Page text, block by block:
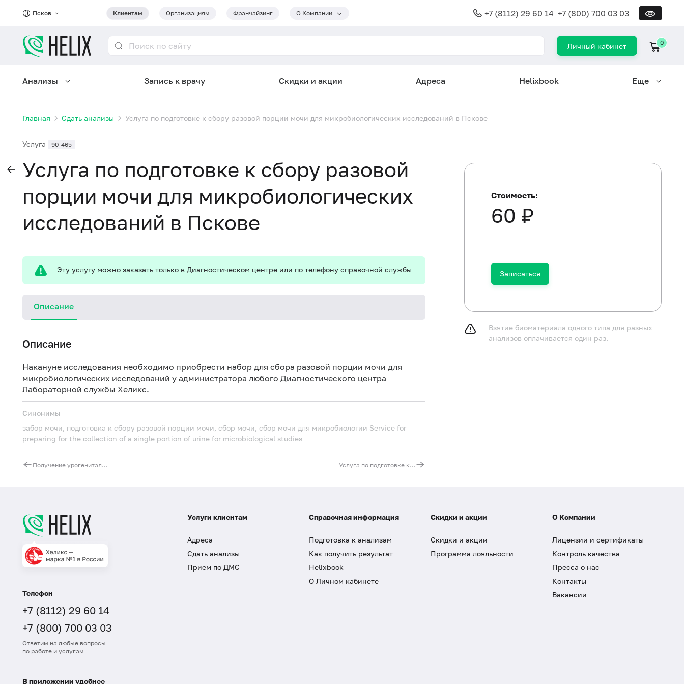
Псков Клиентам Организациям Франчайзинг О Компании +7 (8112) 29 60 14 +7 (800) 700 03 03
Личный кабинет 0
Анализы Запись к врачу Скидки и акции Адреса Helixbook Еще
Главная Сдать анализы Услуга по подготовке к сбору разовой порции мочи для микробиологических исследований в Пскове
Услуга 90-465
Услуга по подготовке к сбору разовой
порции мочи для микробиологических
исследований в Пскове
Эту услугу можно заказать только в Диагностическом центре или по телефону справочной службы
Описание
Описание
Накануне исследования необходимо приобрести набор для сбора разовой порции мочи для
микробиологических исследований у администратора любого Диагностического центра
Лабораторной службы Хеликс.
Синонимы
забор мочи, подготовка к сбору разовой порции мочи, сбор мочи, сбор мочи для микробиологии Service for
preparing for the collection of a single portion of urine for microbiological studies
Получение урогенитального мазка (соскоба) для исследования методом жидкостной цитологии Услуга по подготовке к сбору биологического материала на микробиологические исследования (контейнер с питательной средой)
Стоимость:
60 ₽
Записаться
Взятие биоматериала одного типа для разных
анализов оплачивается один раз.
Телефон
+7 (8112) 29 60 14
+7 (800) 700 03 03
Ответим на любые вопросы
по работе и услугам
Услуги клиентам
Адреса
Сдать анализы
Прием по ДМС
Справочная информация
Подготовка к анализам
Как получить результат
Helixbook
О Личном кабинете
Скидки и акции
Скидки и акции
Программа лояльности
О Компании
Лицензии и сертификаты
Контроль качества
Пресса о нас
Контакты
Вакансии
В приложении удобнее